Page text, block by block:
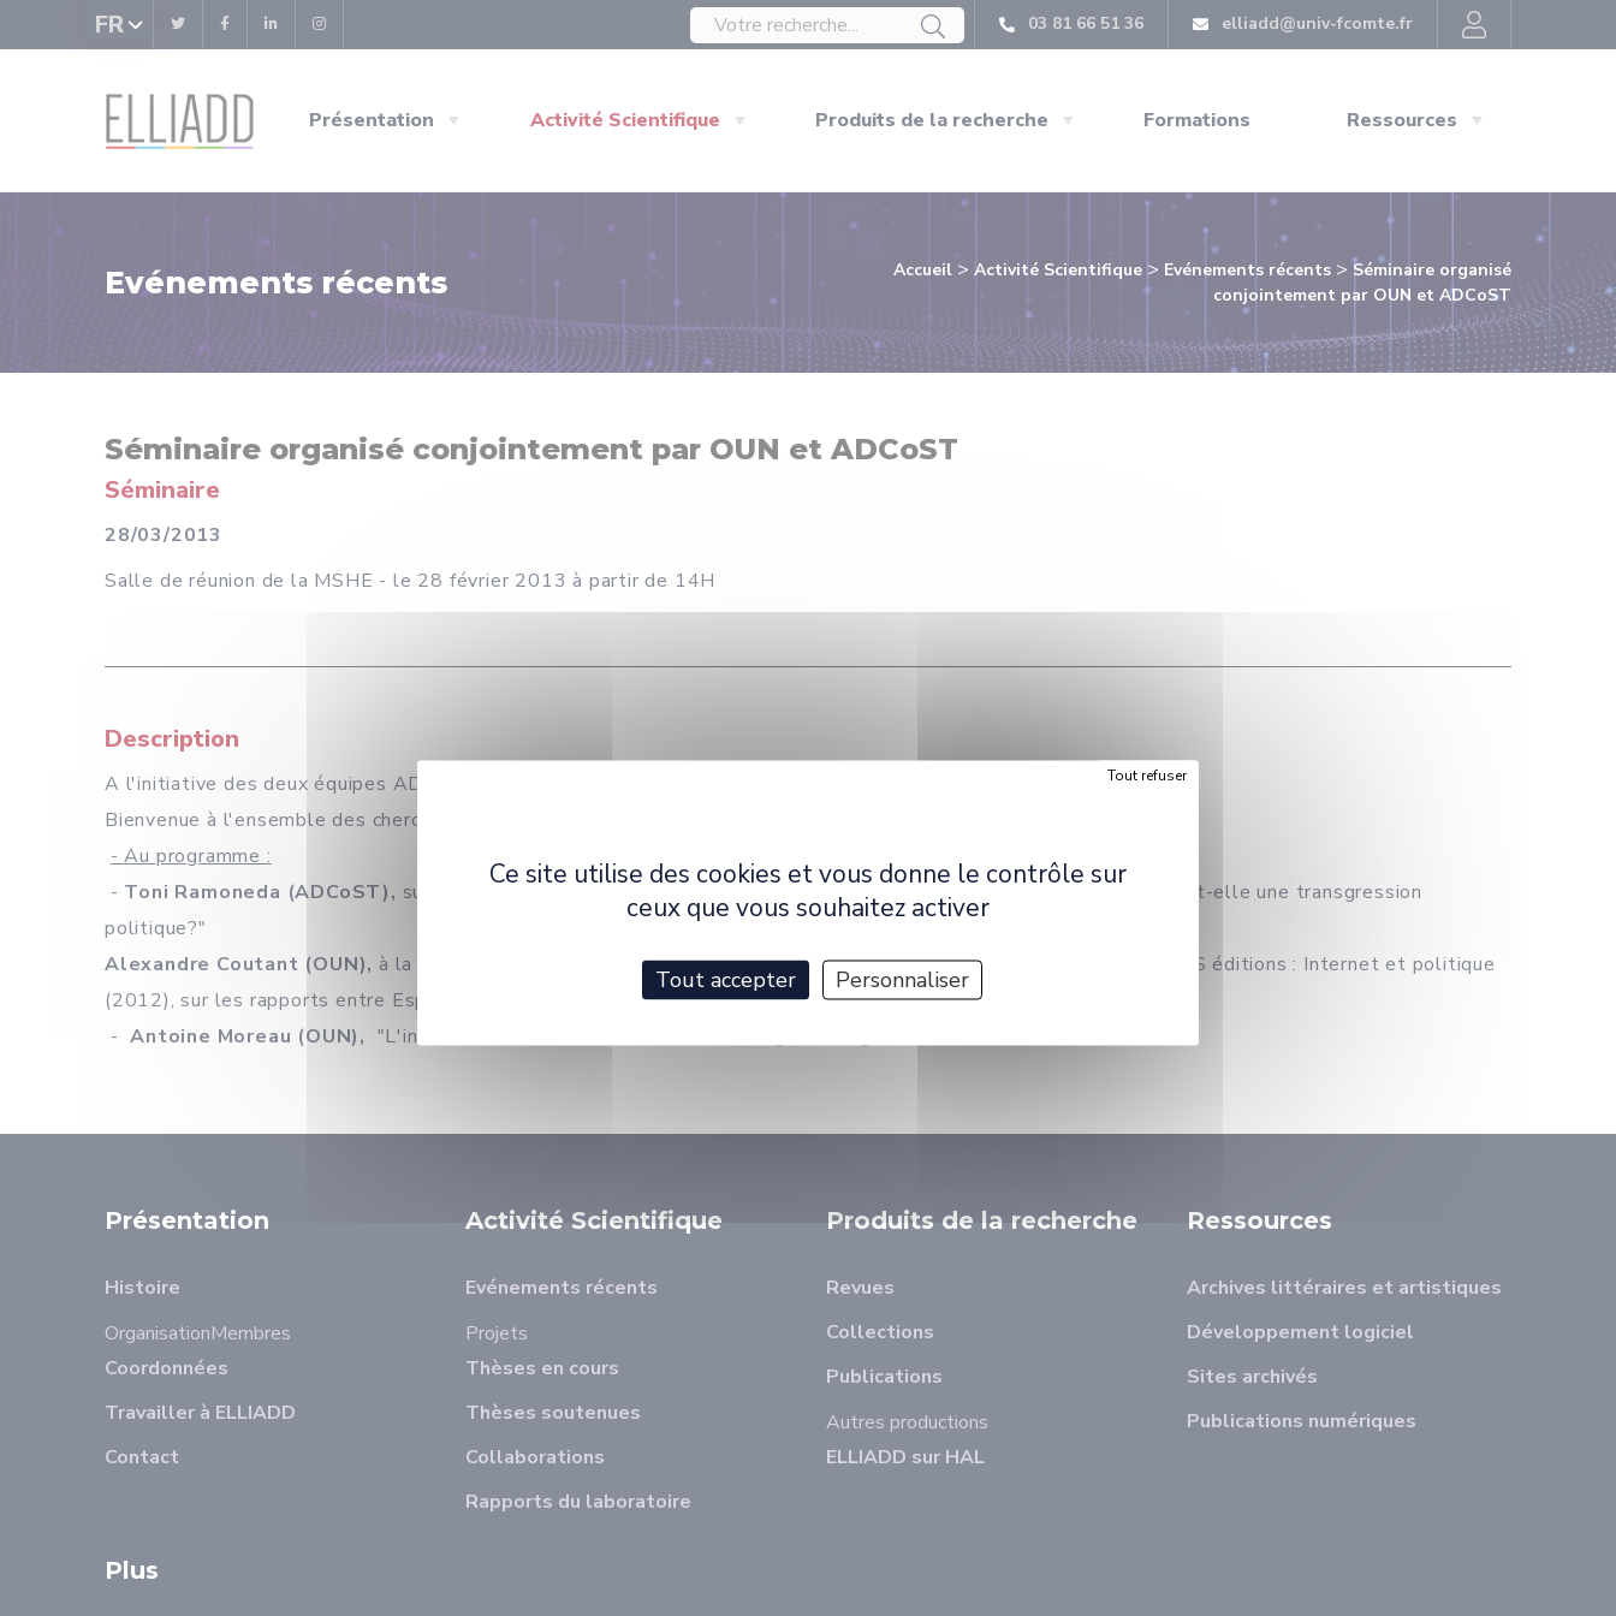
03 81 66 51 36 elliadd@univ-fcomte.fr
Présentation Activité Scientifique Produits de la recherche Formations Ressources
FR
Evénements récents Accueil > Activité Scientifique > Evénements récents > Séminaire organisé
conjointement par OUN et ADCoST
Séminaire organisé conjointement par OUN et ADCoST
Séminaire
28/03/2013
Salle de réunion de la MSHE - le 28 février 2013 à partir de 14H
Description
A l'initiative des deux équipes ADCoST et OUN au sein d'ELLIADD
Bienvenue à l'ensemble des chercheurs et doctorants d'ELLIADD, et au-delà à tous les collègues intéressés.
- Au programme :
- Toni Ramoneda (ADCoST), sur la question de l'Espace Public Européen et de l'utopie européenne : "L'Europe est-elle une transgression
politique?"
Alexandre Coutant (OUN), à la suite d'une très belle publication dans la collection Les essentiels d'Hermès, CNRS éditions : Internet et politique
(2012), sur les rapports entre Espace public et Internet;
-Antoine Moreau (OUN), "L'internet des biens commun entre idéologie et dogmatique".
Présentation
Histoire
OrganisationMembres
Coordonnées
Travailler à ELLIADD
Contact
Activité Scientifique
Evénements récents
Projets
Thèses en cours
Thèses soutenues
Collaborations
Rapports du laboratoire
Produits de la recherche
Revues
Collections
Publications
Autres productions
ELLIADD sur HAL
Ressources
Archives littéraires et artistiques
Développement logiciel
Sites archivés
Publications numériques
Plus
Panneau de gestion des cookies
Ce site utilise des cookies et vous donne le contrôle sur
ceux que vous souhaitez activer
Tout accepter
Tout refuser
Personnaliser